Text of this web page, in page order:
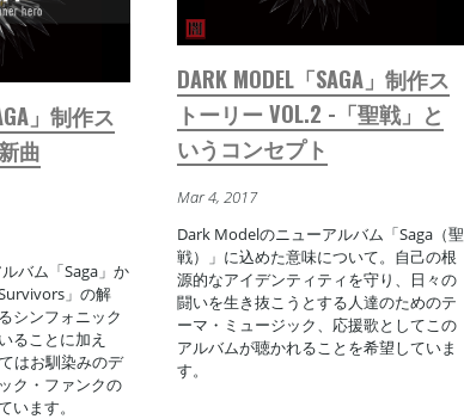
DARK MODEL「SAGA」制作ス
トーリー VOL.2 -「聖戦」と
いうコンセプト
Mar 4, 2017
Dark Modelのニューアルバム「Saga（聖
戦）」に込めた意味について。自己の根
源的なアイデンティティを守り、日々の
闘いを生き抜こうとする人達のためのテ
ーマ・ミュージック、応援歌としてこの
アルバムが聴かれることを希望していま
す。
」制作ス
曲
バム「Saga」か
」の解
シンフォニック
ることに加え
はお馴染みのデ
ク・ファンクの
います。